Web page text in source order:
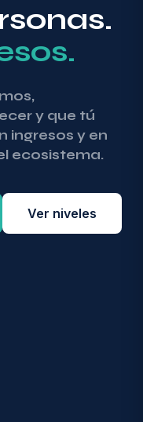
y que tú
ingresos y en
ecosistema.
Ver niveles